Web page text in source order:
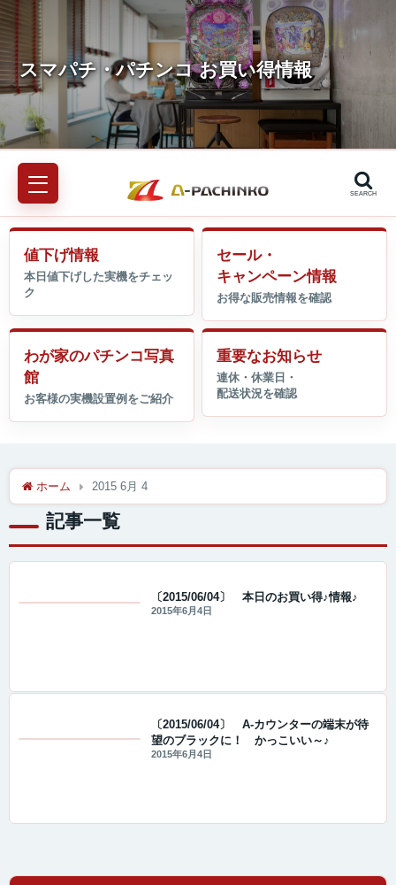
SEARCH
値下げ情報
セール・
キャンペーン情報
わが家のパチンコ写真
館
重要なお知らせ
ホーム 2015 6月 4
記事一覧
〔2015/06/04〕 本日のお買い得♪情報♪
2015年6月4日
〔2015/06/04〕 A-カウンターの端末が待
望のブラックに！ かっこいい～♪
2015年6月4日